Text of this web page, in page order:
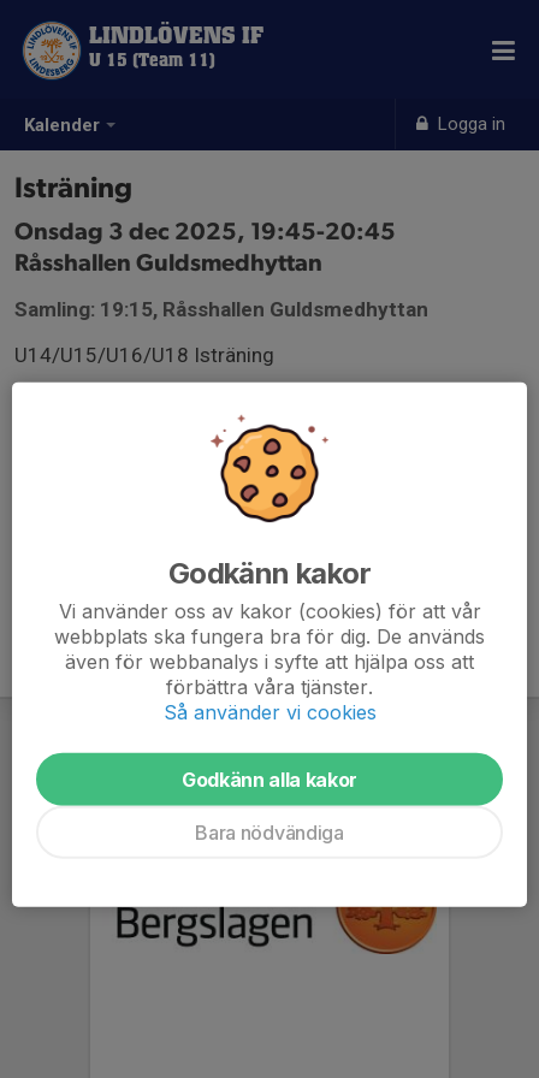
Kalender Logga in
LINDLÖVENS IF
U 15 (Team 11)
Isträning
Onsdag 3 dec 2025, 19:45-20:45
Råsshallen Guldsmedhyttan
Samling: 19:15, Råsshallen Guldsmedhyttan
U14/U15/U16/U18 Isträning
Godkänn kakor
Vi använder oss av kakor (cookies) för att vår
webbplats ska fungera bra för dig. De används
även för webbanalys i syfte att hjälpa oss att
förbättra våra tjänster.
Så använder vi cookies
Godkänn alla kakor
Bara nödvändiga